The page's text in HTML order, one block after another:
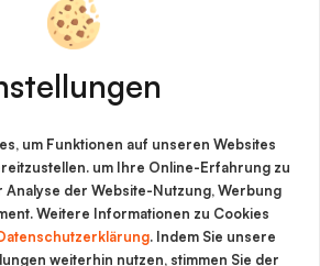
& Service für
Cookie-Richtlinie
Datenschutz
Hinweise
um Funktionen auf unseren Websites
um Ihre Online-Erfahrung zu
der Website-Nutzung, Werbung
Weitere Informationen zu Cookies
. Indem Sie unsere
weiterhin nutzen, stimmen Sie der